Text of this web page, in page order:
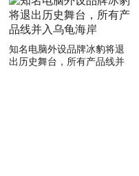
知名电脑外设品牌冰豹将退
出历史舞台，所有产品线并